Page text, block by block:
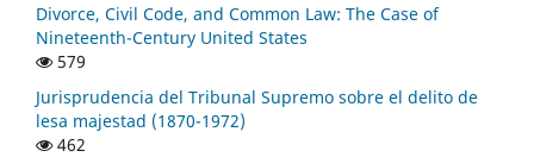
Divorce, Civil Code, and Common Law: The Case of
Nineteenth-Century United States
579
Jurisprudencia del Tribunal Supremo sobre el delito de
lesa majestad (1870-1972)
462